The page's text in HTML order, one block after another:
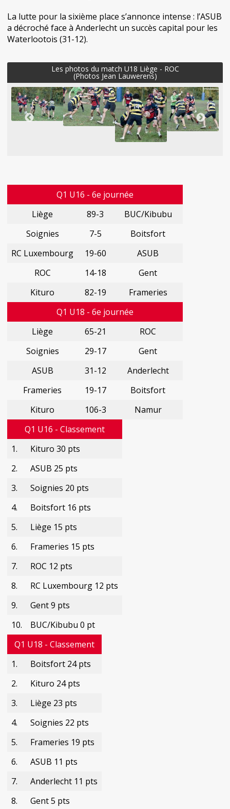
La lutte pour la sixième place s’annonce intense : l’ASUB
a décroché face à Anderlecht un succès capital pour les
Waterlootois (31-12).
Les photos du match U18 Liège - ROC
(Photos Jean Lauwerens)
Q1 U16 - 6e journée
Liège
89-3
BUC/Kibubu
Soignies
7-5
Boitsfort
RC Luxembourg
19-60
ASUB
ROC
14-18
Gent
Kituro
82-19
Frameries
Q1 U18 - 6e journée
Liège
65-21
ROC
Soignies
29-17
Gent
ASUB
31-12
Anderlecht
Frameries
19-17
Boitsfort
Kituro
106-3
Namur
Q1 U16 - Classement
1.
Kituro 30 pts
2.
ASUB 25 pts
3.
Soignies 20 pts
4.
Boitsfort 16 pts
5.
Liège 15 pts
6.
Frameries 15 pts
7.
ROC 12 pts
8.
RC Luxembourg 12 pts
9.
Gent 9 pts
10.
BUC/Kibubu 0 pt
Q1 U18 - Classement
1.
Boitsfort 24 pts
2.
Kituro 24 pts
3.
Liège 23 pts
4.
Soignies 22 pts
5.
Frameries 19 pts
6.
ASUB 11 pts
7.
Anderlecht 11 pts
8.
Gent 5 pts